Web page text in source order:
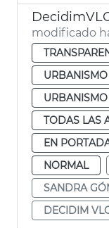
modificado
URBANISMO
TODAS LAS
EN
NORMAL
SANDRA
DECIDIM